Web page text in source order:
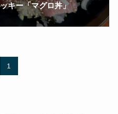
キー「マグロ丼」
1